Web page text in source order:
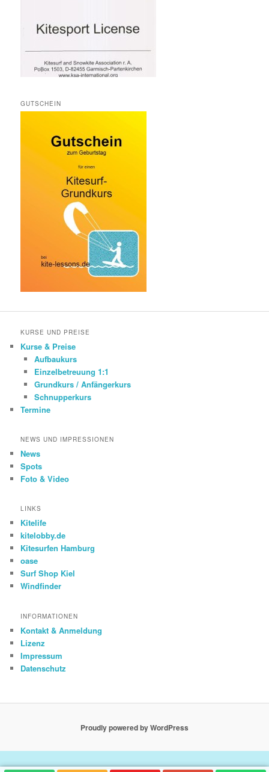
GUTSCHEIN
KURSE UND PREISE
Kurse & Preise
Aufbaukurs
Einzelbetreuung 1:1
Grundkurs / Anfängerkurs
Schnupperkurs
Termine
NEWS UND IMPRESSIONEN
News
Spots
Foto & Video
LINKS
Kitelife
kitelobby.de
Kitesurfen Hamburg
oase
Surf Shop Kiel
Windfinder
INFORMATIONEN
Kontakt & Anmeldung
Lizenz
Impressum
Datenschutz
Proudly powered by WordPress